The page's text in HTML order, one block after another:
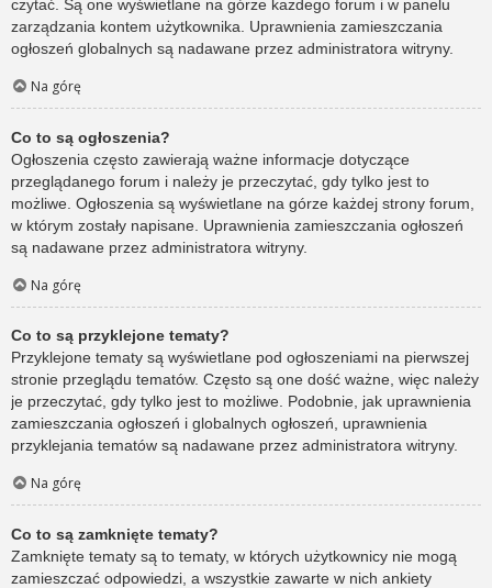
czytać. Są one wyświetlane na górze każdego forum i w panelu
zarządzania kontem użytkownika. Uprawnienia zamieszczania
ogłoszeń globalnych są nadawane przez administratora witryny.
Na górę
Co to są ogłoszenia?
Ogłoszenia często zawierają ważne informacje dotyczące
przeglądanego forum i należy je przeczytać, gdy tylko jest to
możliwe. Ogłoszenia są wyświetlane na górze każdej strony forum,
w którym zostały napisane. Uprawnienia zamieszczania ogłoszeń
są nadawane przez administratora witryny.
Na górę
Co to są przyklejone tematy?
Przyklejone tematy są wyświetlane pod ogłoszeniami na pierwszej
stronie przeglądu tematów. Często są one dość ważne, więc należy
je przeczytać, gdy tylko jest to możliwe. Podobnie, jak uprawnienia
zamieszczania ogłoszeń i globalnych ogłoszeń, uprawnienia
przyklejania tematów są nadawane przez administratora witryny.
Na górę
Co to są zamknięte tematy?
Zamknięte tematy są to tematy, w których użytkownicy nie mogą
zamieszczać odpowiedzi, a wszystkie zawarte w nich ankiety